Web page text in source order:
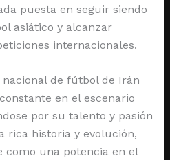
puesta en seguir siendo
asiático y alcanzar
internacionales.
de fútbol de Irán
en el escenario
por su talento y pasión
rica historia y evolución,
como una potencia en el